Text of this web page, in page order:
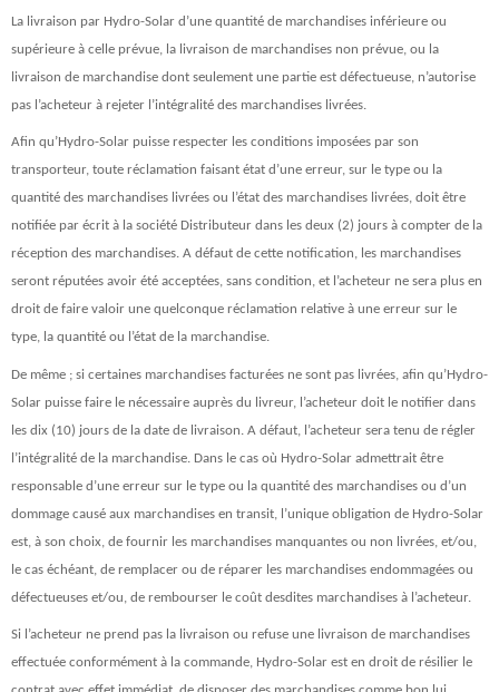
La livraison par Hydro-Solar d’une quantité de marchandises inférieure ou
supérieure à celle prévue, la livraison de marchandises non prévue, ou la
livraison de marchandise dont seulement une partie est défectueuse, n’autorise
pas l’acheteur à rejeter l’intégralité des marchandises livrées.
Afin qu’Hydro-Solar puisse respecter les conditions imposées par son
transporteur, toute réclamation faisant état d’une erreur, sur le type ou la
quantité des marchandises livrées ou l’état des marchandises livrées, doit être
notifiée par écrit à la société Distributeur dans les deux (2) jours à compter de la
réception des marchandises. A défaut de cette notification, les marchandises
seront réputées avoir été acceptées, sans condition, et l’acheteur ne sera plus en
droit de faire valoir une quelconque réclamation relative à une erreur sur le
type, la quantité ou l’état de la marchandise.
De même ; si certaines marchandises facturées ne sont pas livrées, afin qu’Hydro-
Solar puisse faire le nécessaire auprès du livreur, l’acheteur doit le notifier dans
les dix (10) jours de la date de livraison. A défaut, l’acheteur sera tenu de régler
l’intégralité de la marchandise. Dans le cas où Hydro-Solar admettrait être
responsable d’une erreur sur le type ou la quantité des marchandises ou d’un
dommage causé aux marchandises en transit, l’unique obligation de Hydro-Solar
est, à son choix, de fournir les marchandises manquantes ou non livrées, et/ou,
le cas échéant, de remplacer ou de réparer les marchandises endommagées ou
défectueuses et/ou, de rembourser le coût desdites marchandises à l’acheteur.
Si l’acheteur ne prend pas la livraison ou refuse une livraison de marchandises
effectuée conformément à la commande, Hydro-Solar est en droit de résilier le